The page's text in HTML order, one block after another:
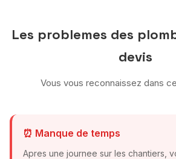
Les problemes des
devis
Vous vous reconnaissez dans
⏰ Manque de temps
Apres une journee sur les chantiers,